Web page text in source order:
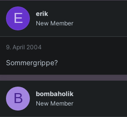
E erik
New Member
9. April 2004
Sommergrippe?
B bombaholik
New Member